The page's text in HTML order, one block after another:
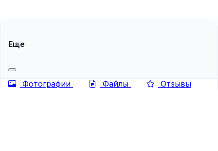
Еще
Фотографии Файлы Отзывы